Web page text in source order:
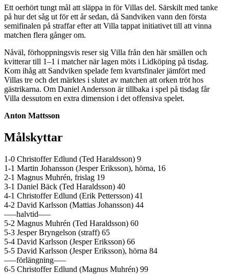
Ett oerhört tungt mål att släppa in för Villas del. Särskilt med tanke
på hur det såg ut för ett år sedan, då Sandviken vann den första
semifinalen på straffar efter att Villa tappat initiativet till att vinna
matchen flera gånger om.
Nåväl, förhoppningsvis reser sig Villa från den här smällen och
kvitterar till 1–1 i matcher när lagen möts i Lidköping på tisdag.
Kom ihåg att Sandviken spelade fem kvartsfinaler jämfört med
Villas tre och det märktes i slutet av matchen att orken tröt hos
gästrikarna. Om Daniel Andersson är tillbaka i spel på tisdag får
Villa dessutom en extra dimension i det offensiva spelet.
Anton Mattsson
Målskyttar
1-0 Christoffer Edlund (Ted Haraldsson) 9
1-1 Martin Johansson (Jesper Eriksson), hörna, 16
2-1 Magnus Muhrén, frislag 19
3-1 Daniel Bäck (Ted Haraldsson) 40
4-1 Christoffer Edlund (Erik Pettersson) 41
4-2 David Karlsson (Mattias Johansson) 44
—–halvtid—–
5-2 Magnus Muhrén (Ted Haraldsson) 60
5-3 Jesper Bryngelson (straff) 65
5-4 David Karlsson (Jesper Eriksson) 66
5-5 David Karlsson (Jesper Eriksson), hörna 84
—–förlängning—–
6-5 Christoffer Edlund (Magnus Muhrén) 99